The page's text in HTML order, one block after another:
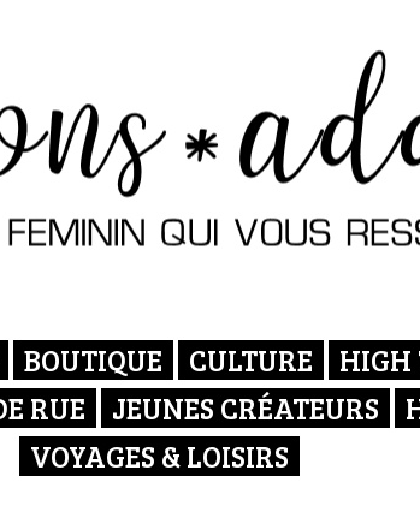
BOUTIQUE CULTURE HIGH
RUE JEUNES CRÉATEURS
VOYAGES & LOISIRS